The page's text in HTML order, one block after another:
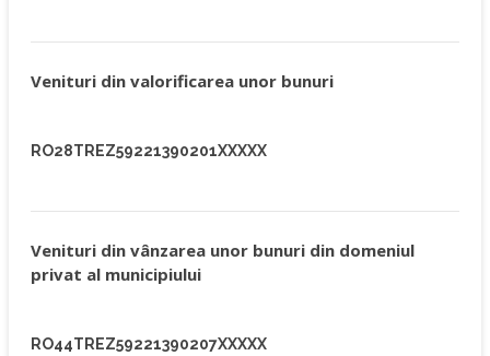
Venituri din valorificarea unor bunuri
RO28TREZ59221390201XXXXX
Venituri din vânzarea unor bunuri din domeniul
privat al municipiului
RO44TREZ59221390207XXXXX